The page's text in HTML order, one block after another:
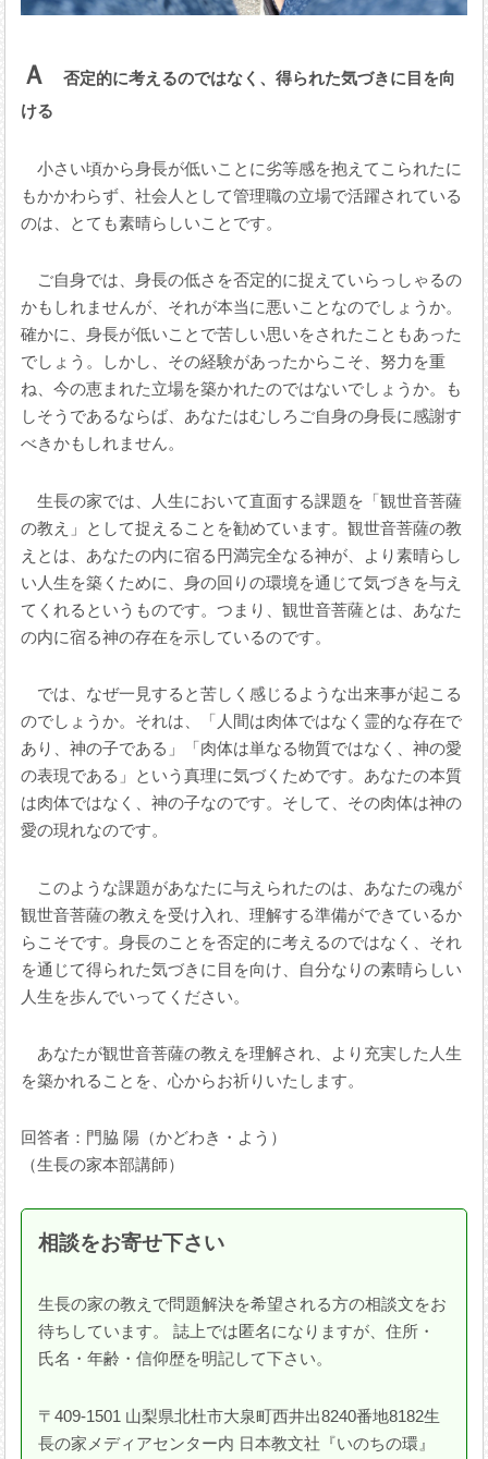
Ａ
否定的に考えるのではなく、得られた気づきに目を向
ける
小さい頃から身長が低いことに劣等感を抱えてこられたに
もかかわらず、社会人として管理職の立場で活躍されている
のは、とても素晴らしいことです。
ご自身では、身長の低さを否定的に捉えていらっしゃるの
かもしれませんが、それが本当に悪いことなのでしょうか。
確かに、身長が低いことで苦しい思いをされたこともあった
でしょう。しかし、その経験があったからこそ、努力を重
ね、今の恵まれた立場を築かれたのではないでしょうか。も
しそうであるならば、あなたはむしろご自身の身長に感謝す
べきかもしれません。
生長の家では、人生において直面する課題を「観世音菩薩
の教え」として捉えることを勧めています。観世音菩薩の教
えとは、あなたの内に宿る円満完全なる神が、より素晴らし
い人生を築くために、身の回りの環境を通じて気づきを与え
てくれるというものです。つまり、観世音菩薩とは、あなた
の内に宿る神の存在を示しているのです。
では、なぜ一見すると苦しく感じるような出来事が起こる
のでしょうか。それは、「人間は肉体ではなく霊的な存在で
あり、神の子である」「肉体は単なる物質ではなく、神の愛
の表現である」という真理に気づくためです。あなたの本質
は肉体ではなく、神の子なのです。そして、その肉体は神の
愛の現れなのです。
このような課題があなたに与えられたのは、あなたの魂が
観世音菩薩の教えを受け入れ、理解する準備ができているか
らこそです。身長のことを否定的に考えるのではなく、それ
を通じて得られた気づきに目を向け、自分なりの素晴らしい
人生を歩んでいってください。
あなたが観世音菩薩の教えを理解され、より充実した人生
を築かれることを、心からお祈りいたします。
回答者：門脇 陽（かどわき・よう）
（生長の家本部講師）
相談をお寄せ下さい
生長の家の教えで問題解決を希望される方の相談文をお
待ちしています。 誌上では匿名になりますが、住所・
氏名・年齢・信仰歴を明記して下さい。
〒409-1501 山梨県北杜市大泉町西井出8240番地8182生
長の家メディアセンター内 日本教文社『いのちの環』